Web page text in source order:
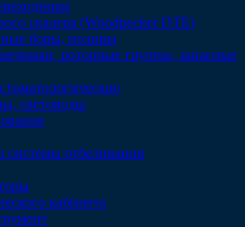
скалера (Woodpecker DTE)
боры, полиры
роторные группы, запасные
световоды
отбеливания
кабинета